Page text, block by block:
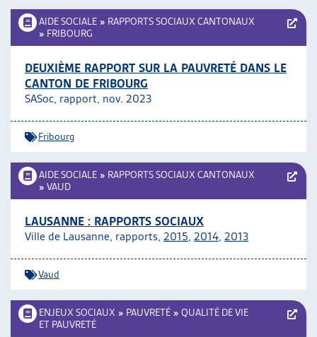
AIDE SOCIALE » RAPPORTS SOCIAUX CANTONAUX
» FRIBOURG
DEUXIÈME RAPPORT SUR LA PAUVRETÉ DANS LE
CANTON DE FRIBOURG
SASoc, rapport, nov. 2023
Fribourg
AIDE SOCIALE » RAPPORTS SOCIAUX CANTONAUX
» VAUD
LAUSANNE : RAPPORTS SOCIAUX
Ville de Lausanne, rapports, 2015, 2014, 2013
Vaud
ENJEUX SOCIAUX » PAUVRETÉ » QUALITÉ DE VIE
ET PAUVRETÉ